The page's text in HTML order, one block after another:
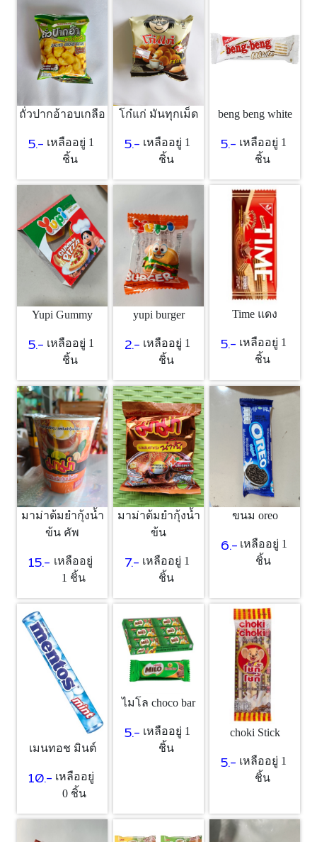
ถั่วปากอ้าอบเกลือ
5.- เหลืออยู่ 1
ชิ้น
โก๋แก่ มันทุกเม็ด
5.- เหลืออยู่ 1
ชิ้น
beng beng white
5.- เหลืออยู่ 1
ชิ้น
Yupi Gummy
5.- เหลืออยู่ 1
ชิ้น
yupi burger
2.- เหลืออยู่ 1
ชิ้น
Time แดง
5.- เหลืออยู่ 1
ชิ้น
มาม่าต้มยำกุ้งน้ำ
ข้น คัพ
15.- เหลืออยู่
1 ชิ้น
มาม่าต้มยำกุ้งน้ำ
ข้น
7.- เหลืออยู่ 1
ชิ้น
ขนม oreo
6.- เหลืออยู่ 1
ชิ้น
เมนทอช มินต์
10.- เหลืออยู่
0 ชิ้น
ไมโล choco bar
5.- เหลืออยู่ 1
ชิ้น
choki Stick
5.- เหลืออยู่ 1
ชิ้น